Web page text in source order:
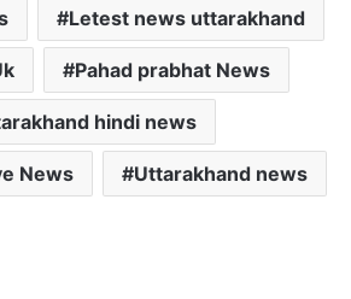
Letest news uttarakhand
Pahad prabhat News
hindi news
News Uttarakhand news